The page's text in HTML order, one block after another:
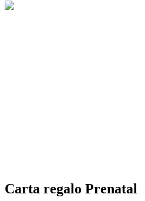
Carta regalo Prenatal